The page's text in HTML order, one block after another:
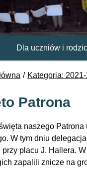
Dla uczniów i
Kategoria:
Patrona
naszego
W tym dniu
przy placu J. Hallera.
zapalili znicze na